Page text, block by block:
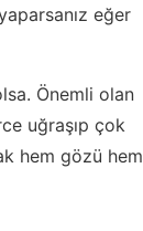
eğer
Önemli olan
uğraşıp çok
hem gözü hem